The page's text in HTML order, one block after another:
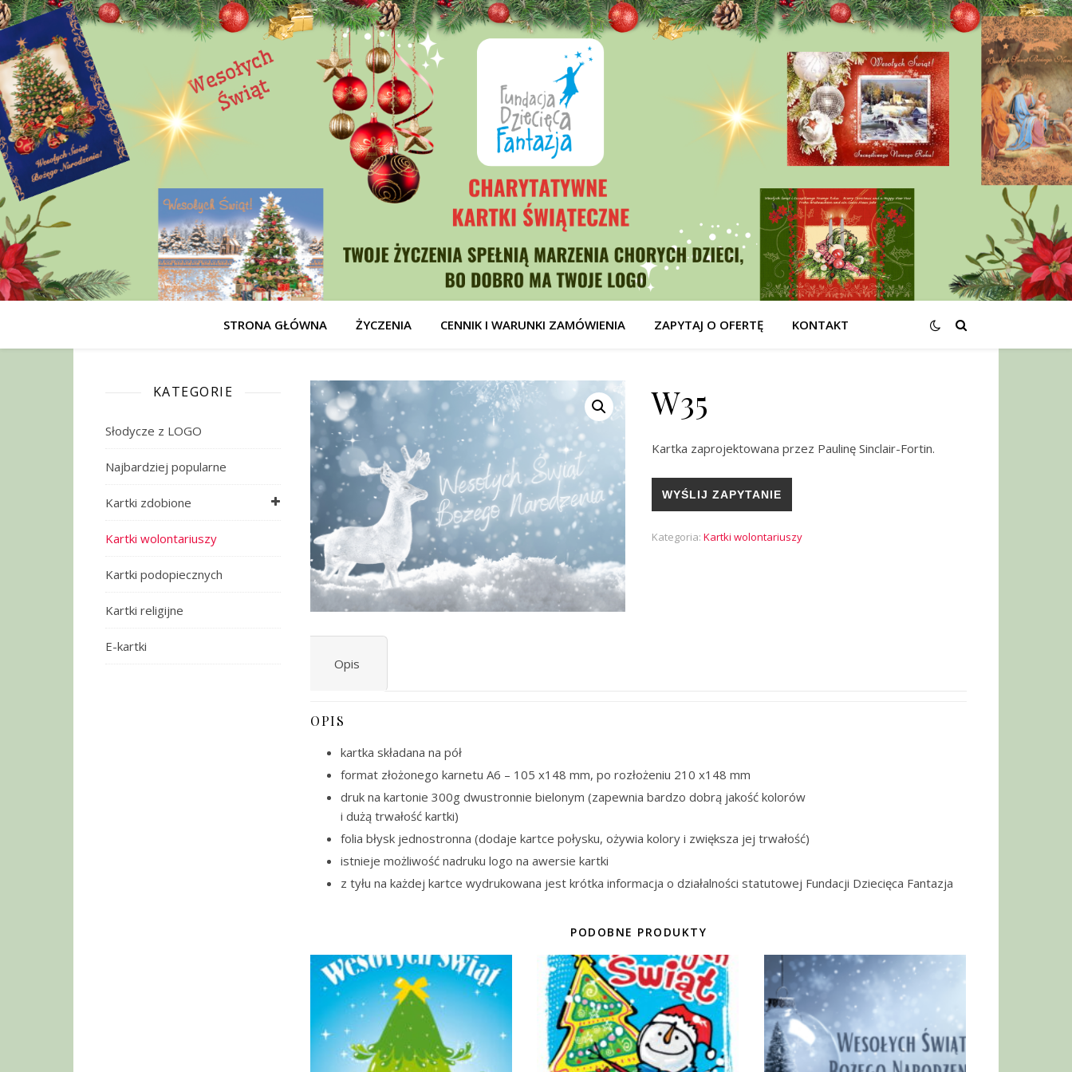
STRONA GŁÓWNA ŻYCZENIA CENNIK I WARUNKI ZAMÓWIENIA ZAPYTAJ O OFERTĘ KONTAKT
KATEGORIE
Słodycze z LOGO
Najbardziej popularne
Kartki zdobione
Kartki wolontariuszy
Kartki podopiecznych
Kartki religijne
E-kartki
W35
Kartka zaprojektowana przez Paulinę Sinclair-Fortin.
WYŚLIJ ZAPYTANIE
Kategoria: Kartki wolontariuszy
Opis
OPIS
kartka składana na pół
format złożonego karnetu A6 – 105 x148 mm, po rozłożeniu 210 x148 mm
druk na kartonie 300g dwustronnie bielonym (zapewnia bardzo dobrą jakość kolorów
i dużą trwałość kartki)
folia błysk jednostronna (dodaje kartce połysku, ożywia kolory i zwiększa jej trwałość)
istnieje możliwość nadruku logo na awersie kartki
z tyłu na każdej kartce wydrukowana jest krótka informacja o działalności statutowej Fundacji Dziecięca Fantazja
PODOBNE PRODUKTY